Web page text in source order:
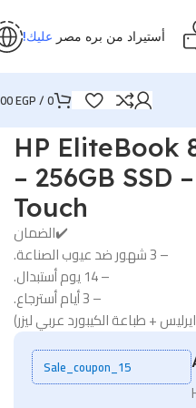
أستيراد من بره مصر عليك!
0
/
EGP
HP EliteBook
– 256GB SSD
Touch
✔️الضمان
– 3 شهور ضد عيوب الصناعة.
– 14 يوم أستبدال.
– 3 أيام أسترجاع.
+ طباعة الكيبورد عربي ليزر)
Sale_coupon_15